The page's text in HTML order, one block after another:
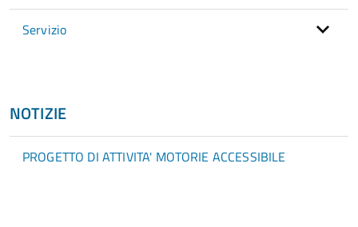
Servizio
NOTIZIE
PROGETTO DI ATTIVITA' MOTORIE ACCESSIBILE